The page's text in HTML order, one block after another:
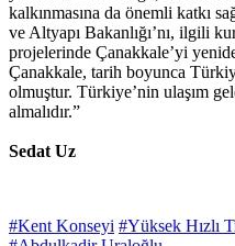
kalkınmasına da önemli katkı
ve Altyapı Bakanlığı’nı, ilgili
projelerinde Çanakkale’yi
Çanakkale, tarih boyunca
olmuştur. Türkiye’nin ulaşım
almalıdır.”
Sedat Uz
#Kent Konseyi #Yüksek Hızlı